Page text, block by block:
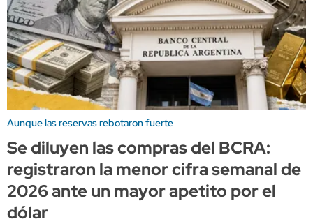
Aunque las reservas rebotaron fuerte
Se diluyen las compras del BCRA:
registraron la menor cifra semanal de
2026 ante un mayor apetito por el
dólar